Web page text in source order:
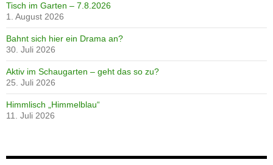
Tisch im Garten – 7.8.2026
1. August 2026
Bahnt sich hier ein Drama an?
30. Juli 2026
Aktiv im Schaugarten – geht das so zu?
25. Juli 2026
Himmlisch „Himmelblau“
11. Juli 2026